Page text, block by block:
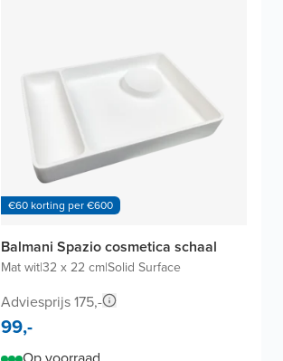
€60 korting per €600
Balmani Spazio cosmetica schaal
Mat wit|32 x 22 cm|Solid Surface
Adviesprijs 175,-
99,-